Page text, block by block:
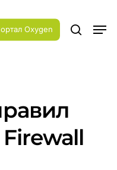
Oxygen search
Firewall